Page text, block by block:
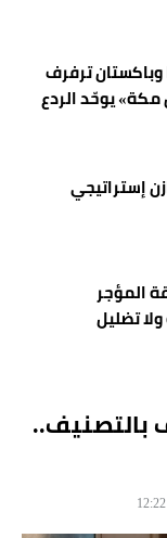
وباكستان ترفرف
مكة» يوحّد الردع
إستراتيجي
المؤجر
تضليل
بالتصنيف..